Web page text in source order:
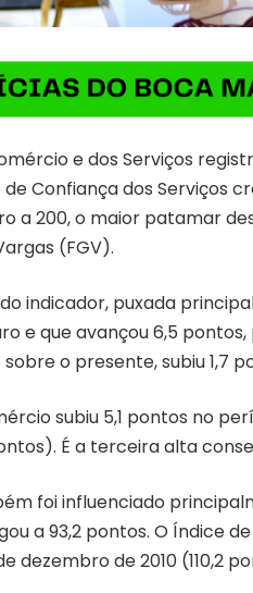
e dos Serviços
Confiança dos Serviços
a 200, o maior patamar
(FGV).
indicador, puxada
e que avançou 6,5 pontos,
o presente, subiu 1,7
subiu 5,1 pontos no
É a terceira alta
foi influenciado
a 93,2 pontos. O Índice
dezembro de 2010 (110,2